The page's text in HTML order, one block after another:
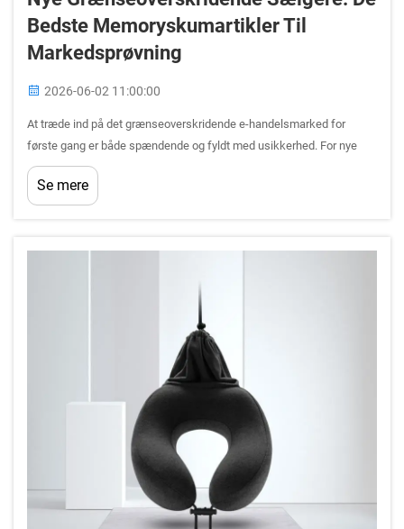
Bedste Memoryskumartikler Til
Markedsprøvning
2026-06-02 11:00:00
At træde ind på det grænseoverskridende e-handelsmarked for
første gang er både spændende og fyldt med usikkerhed. For nye
sælgere, der leder efter en pålidelig, lavrisiko-produktkategori med
konstant global efterspørgsel, skiller hukommelsesskum-
Se mere